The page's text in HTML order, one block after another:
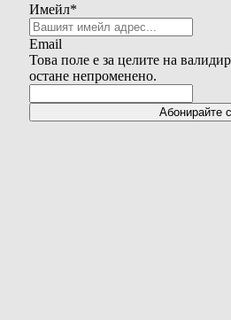
Имейл*
Email
Това поле е за целите на
остане непроменено.